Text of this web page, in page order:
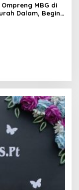
MBG di
Dalam, Begini